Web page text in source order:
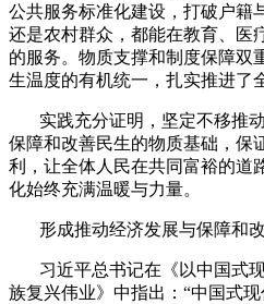
公共服务标准化建设，打破户籍
还是农村群众，都能在教育、医
的服务。物质支撑和制度保障双
生温度的有机统一，扎实推进了
实践充分证明，坚定不移推
保障和改善民生的物质基础，保
利，让全体人民在共同富裕的道
化始终充满温暖与力量。
形成推动经济发展与保障和
习近平总书记在《以中国式
族复兴伟业》中指出：“中国式